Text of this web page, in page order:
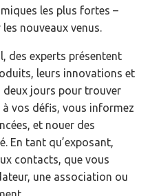
les plus fortes –
nouveaux venus.
des experts présentent
leurs innovations et
deux jours pour trouver
vos défis, vous informez
et nouer des
En tant qu’exposant,
contacts, que vous
une association ou